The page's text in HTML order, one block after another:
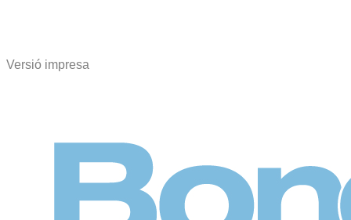
Versió impresa